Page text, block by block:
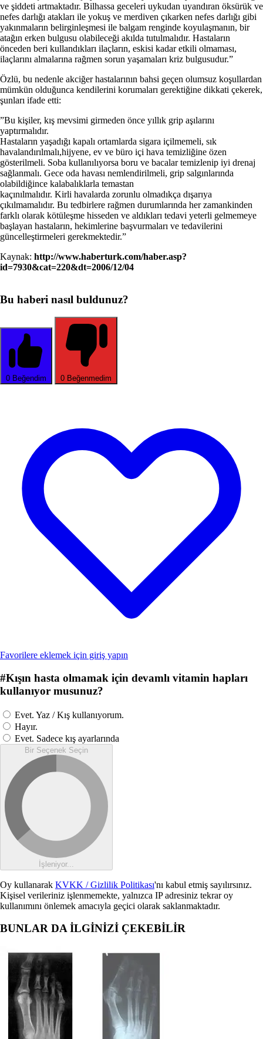
ve şiddeti artmaktadır. Bilhassa geceleri uykudan uyandıran öksürük ve
nefes darlığı atakları ile yokuş ve merdiven çıkarken nefes darlığı gibi
yakınmaların belirginleşmesi ile balgam renginde koyulaşmanın, bir
atağın erken bulgusu olabileceği akılda tutulmalıdır. Hastaların
önceden beri kullandıkları ilaçların, eskisi kadar etkili olmaması,
ilaçlarını almalarına rağmen sorun yaşamaları kriz bulgusudur.”
Özlü, bu nedenle akciğer hastalarının bahsi geçen olumsuz koşullardan
mümkün olduğunca kendilerini korumaları gerektiğine dikkati çekerek,
şunları ifade etti:
”Bu kişiler, kış mevsimi girmeden önce yıllık grip aşılarını
yaptırmalıdır.
Hastaların yaşadığı kapalı ortamlarda sigara içilmemeli, sık
havalandırılmalı,hijyene, ev ve büro içi hava temizliğine özen
gösterilmeli. Soba kullanılıyorsa boru ve bacalar temizlenip iyi drenaj
sağlanmalı. Gece oda havası nemlendirilmeli, grip salgınlarında
olabildiğince kalabalıklarla temastan
kaçınılmalıdır. Kirli havalarda zorunlu olmadıkça dışarıya
çıkılmamalıdır. Bu tedbirlere rağmen durumlarında her zamankinden
farklı olarak kötüleşme hisseden ve aldıkları tedavi yeterli gelmemeye
başlayan hastaların, hekimlerine başvurmaları ve tedavilerini
güncelleştirmeleri gerekmektedir.”
Kaynak: http://www.haberturk.com/haber.asp?
id=7930&cat=220&dt=2006/12/04
Bu haberi nasıl buldunuz?
0 Beğendim 0 Beğenmedim
Favorilere eklemek için giriş yapın
#Kışın hasta olmamak için devamlı vitamin hapları
kullanıyor musunuz?
Evet. Yaz / Kış kullanıyorum.
Hayır.
Evet. Sadece kış ayarlarında
Bir Seçenek Seçin
İşleniyor...
Oy kullanarak KVKK / Gizlilik Politikası'nı kabul etmiş sayılırsınız.
Kişisel verileriniz işlenmemekte, yalnızca IP adresiniz tekrar oy
kullanımını önlemek amacıyla geçici olarak saklanmaktadır.
BUNLAR DA İLGİNİZİ ÇEKEBİLİR